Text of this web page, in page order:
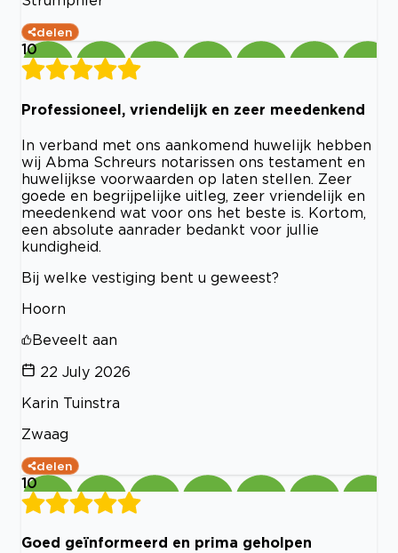
delen
10
Professioneel, vriendelijk en zeer meedenkend
In verband met ons aankomend huwelijk hebben
wij Abma Schreurs notarissen ons testament en
huwelijkse voorwaarden op laten stellen. Zeer
goede en begrijpelijke uitleg, zeer vriendelijk en
meedenkend wat voor ons het beste is. Kortom,
een absolute aanrader bedankt voor jullie
kundigheid.
Bij welke vestiging bent u geweest?
Hoorn
Beveelt aan
22 July 2026
Karin Tuinstra
Zwaag
delen
10
Goed geïnformeerd en prima geholpen